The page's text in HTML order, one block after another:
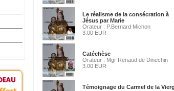
Le réalisme de la consécration à
Jésus par Marie
Orateur : P.Bernard Michon
3.00 EUR
Catéchèse
Orateur : Mgr Renaud de Dinechin
3.00 EUR
Témoignage du Carmel de la